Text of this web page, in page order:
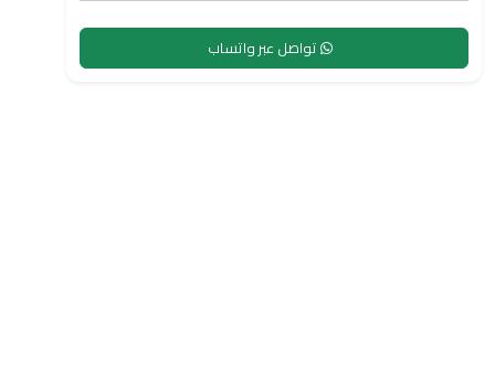
تواصل عبر واتساب